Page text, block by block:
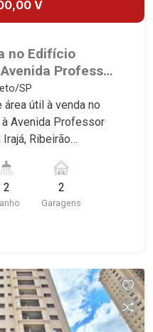
Portes du Soleil,
Victória Hill, San
Genève,
Normandie, Jataí,
Preto
V
no Edifício
Professor
SP.
SP
útil à venda no
Avenida Professor
Ribeirão
selecionou
| Ribeirão Preto.
2 2
Garagens